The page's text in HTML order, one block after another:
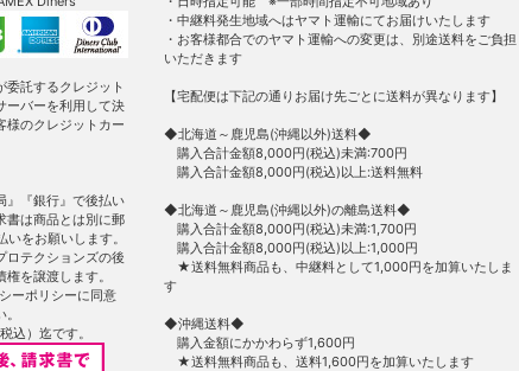
委託するクレジット
ーバーを利用して決
様のクレジットカー
』『銀行』で後払い
書は商品とは別に郵
をお願いします。
ロテクションズの後
を譲渡します。
ーポリシーに同意
込）迄です。
・中継料発生地域へはヤマト運輸にてお届けいたします
・お客様都合でのヤマト運輸への変更は、別途送料をご負担
いただきます
【宅配便は下記の通りお届け先ごとに送料が異なります】
◆北海道～鹿児島(沖縄以外)送料◆
購入合計金額8,000円(税込)未満:700円
購入合計金額8,000円(税込)以上:送料無料
◆北海道～鹿児島(沖縄以外)の離島送料◆
購入合計金額8,000円(税込)未満:1,700円
購入合計金額8,000円(税込)以上:1,000円
★送料無料商品も、中継料として1,000円を加算いたしま
す
◆沖縄送料◆
購入金額にかかわらず1,600円
★送料無料商品も、送料1,600円を加算いたします